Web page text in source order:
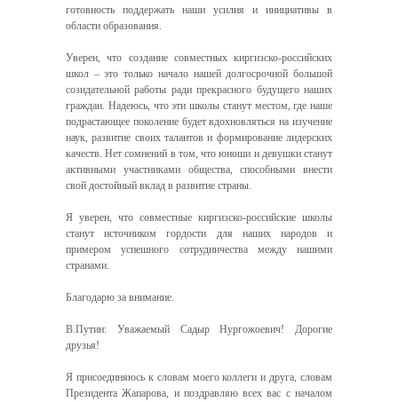
готовность поддержать наши усилия и инициативы в
области образования.
Уверен, что создание совместных киргизско-российских
школ ‒ это только начало нашей долгосрочной большой
созидательной работы ради прекрасного будущего наших
граждан. Надеюсь, что эти школы станут местом, где наше
подрастающее поколение будет вдохновляться на изучение
наук, развитие своих талантов и формирование лидерских
качеств. Нет сомнений в том, что юноши и девушки станут
активными участниками общества, способными внести
свой достойный вклад в развитие страны.
Я уверен, что совместные киргизско-российские школы
станут источником гордости для наших народов и
примером успешного сотрудничества между нашими
странами.
Благодарю за внимание.
В.Путин: Уважаемый Садыр Нургожоевич! Дорогие
друзья!
Я присоединяюсь к словам моего коллеги и друга, словам
Президента Жапарова, и поздравляю всех вас с началом